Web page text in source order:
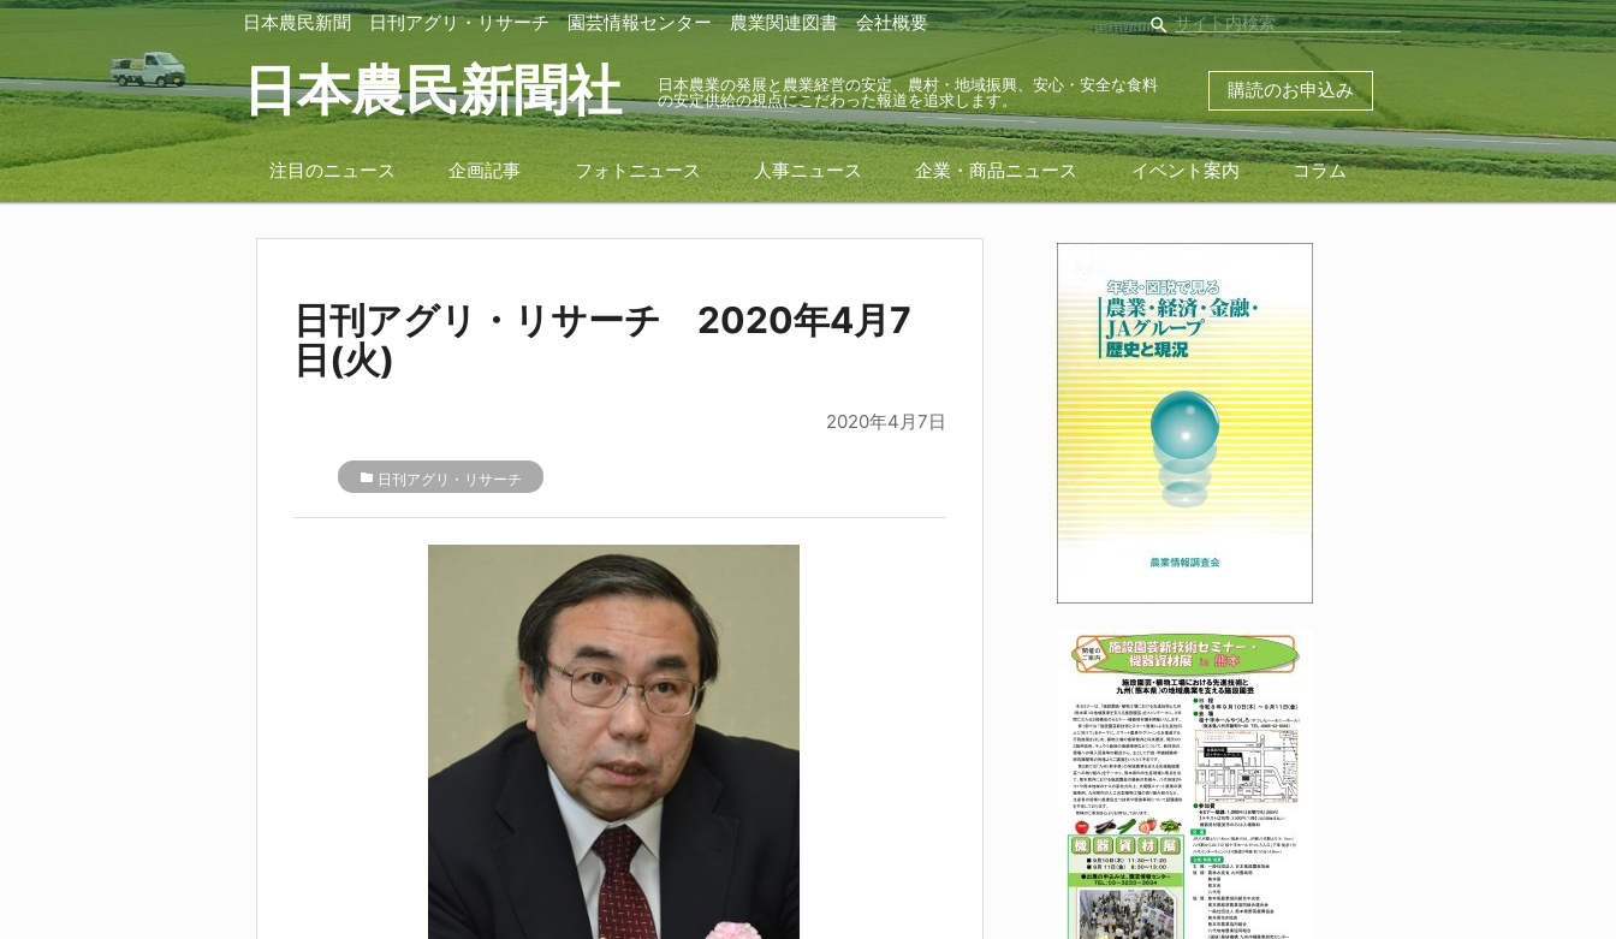
日本農民新聞 日刊アグリ・リサーチ 園芸情報センター 農業関連図書 会社概要 search
日本農民新聞社
日本農業の発展と農業経営の安定、農村・地域振興、安心・安全な食料
の安定供給の視点にこだわった報道を追求します。
購読のお申込み
注目のニュース 企画記事 フォトニュース 人事ニュース 企業・商品ニュース イベント案内 コラム
日刊アグリ・リサーチ 2020年4月7
日(火)
2020年4月7日
folder 日刊アグリ・リサーチ